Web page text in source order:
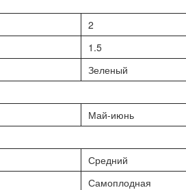
2
1.5
Зеленый
Май-июнь
Средний
Самоплодная